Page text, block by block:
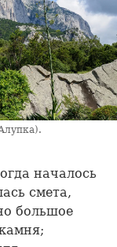
началось
смета,
большое